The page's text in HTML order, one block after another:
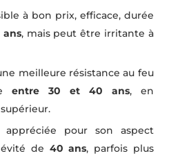
à bon prix, efficace, durée
ans, mais peut être irritante à
meilleure résistance au feu
entre 30 et 40 ans, en
pour son aspect
de 40 ans, parfois plus